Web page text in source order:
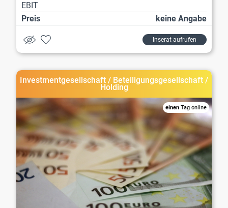
EBIT
Preis
keine Angabe
Inserat aufrufen
Investmentgesellschaft / Beteiligungsgesellschaft /
Holding
einen Tag online